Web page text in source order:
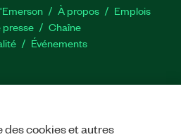
À propos
Emplois
presse
Chaîne
Événements
le site
des cookies et autres